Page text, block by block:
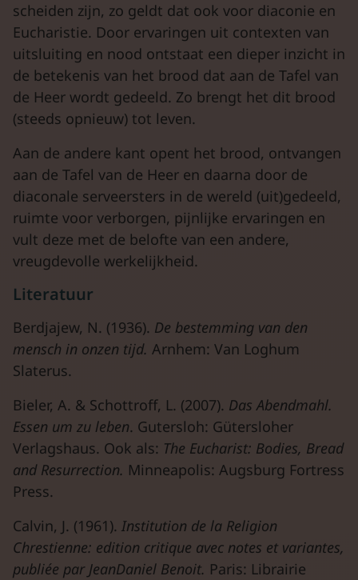
scheiden zijn, zo geldt dat ook voor diaconie en
Eucharistie. Door ervaringen uit contexten van
uitsluiting en nood ontstaat een dieper inzicht in
de betekenis van het brood dat aan de Tafel van
de Heer wordt gedeeld. Zo brengt het dit brood
(steeds opnieuw) tot leven.
Aan de andere kant opent het brood, ontvangen
aan de Tafel van de Heer en daarna door de
diaconale serveersters in de wereld (uit)gedeeld,
ruimte voor verborgen, pijnlijke ervaringen en
vult deze met de belofte van een andere,
vreugdevolle werkelijkheid.
Literatuur
Berdjajew, N. (1936). De bestemming van den
mensch in onzen tijd. Arnhem: Van Loghum
Slaterus.
Bieler, A. & Schottroff, L. (2007). Das Abendmahl.
Essen um zu leben. Gutersloh: Gütersloher
Verlagshaus. Ook als: The Eucharist: Bodies, Bread
and Resurrection. Minneapolis: Augsburg Fortress
Press.
Calvin, J. (1961). Institution de la Religion
Chrestienne: edition critique avec notes et variantes,
publiée par JeanDaniel Benoit. Paris: Librairie